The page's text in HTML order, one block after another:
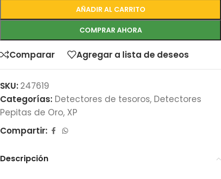
AÑADIR AL CARRITO
COMPRAR AHORA
Comparar Agregar a lista de deseos
SKU: 247619
Categorías: Detectores de tesoros, Detectores
Pepitas de Oro, XP
Compartir:
Descripción